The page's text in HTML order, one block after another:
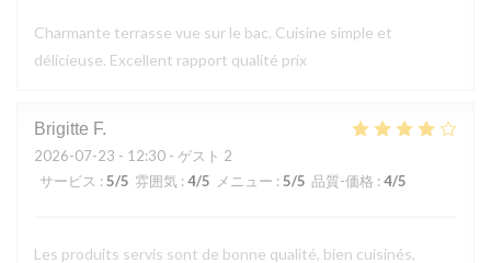
Charmante terrasse vue sur le bac. Cuisine simple et
délicieuse. Excellent rapport qualité prix
Brigitte F
2026-07-23 - 12:30 - ゲスト 2
サービス : 5/5 雰囲気 : 4/5 メニュー : 5/5 品質-価格 : 4/5
Les produits servis sont de bonne qualité, bien cuisinés,